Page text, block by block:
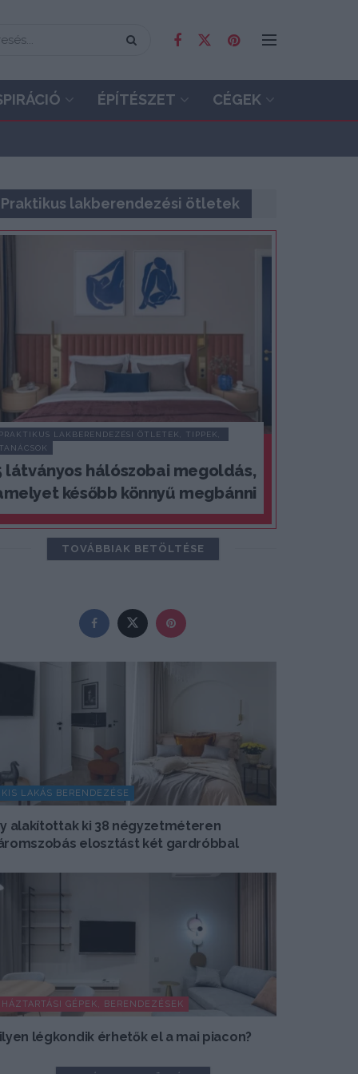
ÉPÍTÉSZET CÉGEK
Praktikus lakberendezési ötletek
PRAKTIKUS LAKBERENDEZÉSI ÖTLETEK, TIPPEK,
TANÁCSOK
látványos hálószobai megoldás,
később könnyű megbánni
TOVÁBBIAK BETÖLTÉSE
KIS LAKÁS BERENDEZÉSE
alakítottak ki 38 négyzetméteren
elosztást két gardróbbal
HÁZTARTÁSI GÉPEK, BERENDEZÉSEK
légkondik érhetők el a mai piacon?